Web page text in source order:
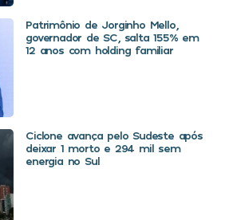
Patrimônio de Jorginho Mello,
governador de SC, salta 155% em
12 anos com holding familiar
Ciclone avança pelo Sudeste após
deixar 1 morto e 294 mil sem
energia no Sul